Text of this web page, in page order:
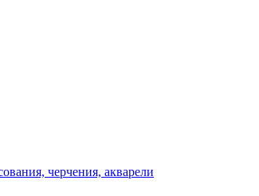
черчения, акварели